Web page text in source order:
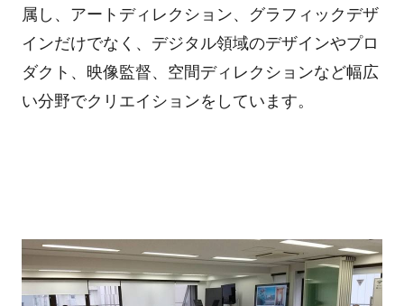
属し、アートディレクション、グラフィックデザ
インだけでなく、デジタル領域のデザインやプロ
ダクト、映像監督、空間ディレクションなど幅広
い分野でクリエイションをしています。